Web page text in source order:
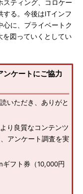
スティング、コロケー
する。今後はITインフ
心に、プライベートク
を図っていくとしてい
ンケートにご協力
いただき、ありがと
り良質なコンテンツ
アンケート調査を実
フト券（10,000円